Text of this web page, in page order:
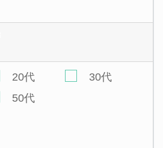
20代
30代
50代